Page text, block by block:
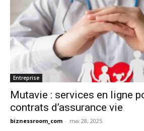
Entreprise
Mutavie : services en ligne
contrats d’assurance vie
biznessroom_com - mai 28, 2025